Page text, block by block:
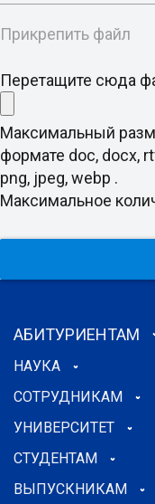
Прикрепить файл
Перетащите сюда
Максимальный
формате doc, docx,
png, jpeg, webp .
Максимальное
АБИТУРИЕНТАМ
НАУКА
СОТРУДНИКАМ
УНИВЕРСИТЕТ
СТУДЕНТАМ
ВЫПУСКНИКАМ